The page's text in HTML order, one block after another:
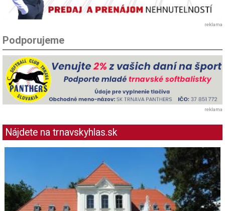
reklama
Podporujeme
reklama
Nájdete na trnavskyhlas.sk